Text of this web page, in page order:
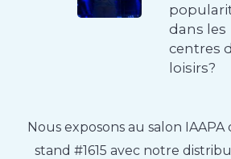
dans les
centres
loisirs?
Nous exposons au salon
stand #1615 avec notre